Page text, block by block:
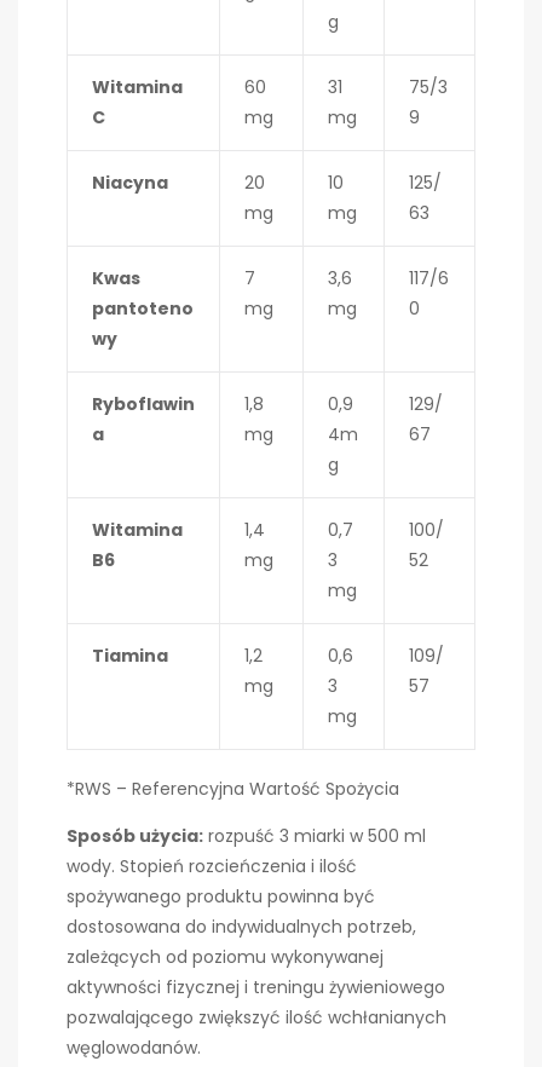
g
Witamina
C
60
mg
31
mg
75/3
9
Niacyna
20
mg
10
mg
125/
63
Kwas
pantoteno
wy
7
mg
3,6
mg
117/6
0
Ryboflawin
a
1,8
mg
0,9
4m
g
129/
67
Witamina
B6
1,4
mg
0,7
3
mg
100/
52
Tiamina
1,2
mg
0,6
3
mg
109/
57
*RWS – Referencyjna Wartość Spożycia
Sposób użycia: rozpuść 3 miarki w 500 ml
wody. Stopień rozcieńczenia i ilość
spożywanego produktu powinna być
dostosowana do indywidualnych potrzeb,
zależących od poziomu wykonywanej
aktywności fizycznej i treningu żywieniowego
pozwalającego zwiększyć ilość wchłanianych
węglowodanów.